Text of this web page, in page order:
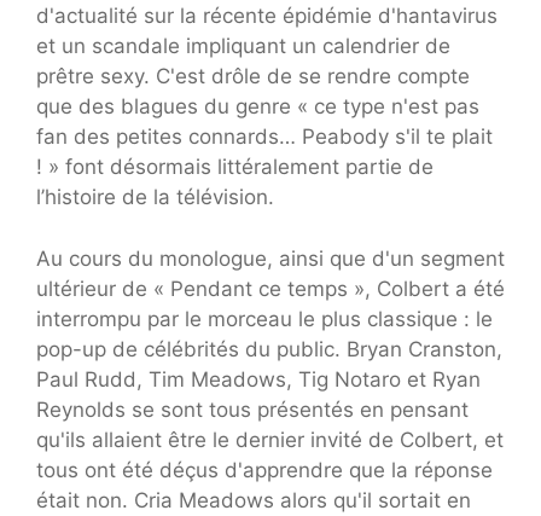
d'actualité sur la récente épidémie d'hantavirus
et un scandale impliquant un calendrier de
prêtre sexy. C'est drôle de se rendre compte
que des blagues du genre « ce type n'est pas
fan des petites connards… Peabody s'il te plait
! » font désormais littéralement partie de
l’histoire de la télévision.
Au cours du monologue, ainsi que d'un segment
ultérieur de « Pendant ce temps », Colbert a été
interrompu par le morceau le plus classique : le
pop-up de célébrités du public. Bryan Cranston,
Paul Rudd, Tim Meadows, Tig Notaro et Ryan
Reynolds se sont tous présentés en pensant
qu'ils allaient être le dernier invité de Colbert, et
tous ont été déçus d'apprendre que la réponse
était non. Cria Meadows alors qu'il sortait en